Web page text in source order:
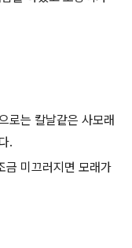
로는 칼날같은 사모래
.
금 미끄러지면 모래가